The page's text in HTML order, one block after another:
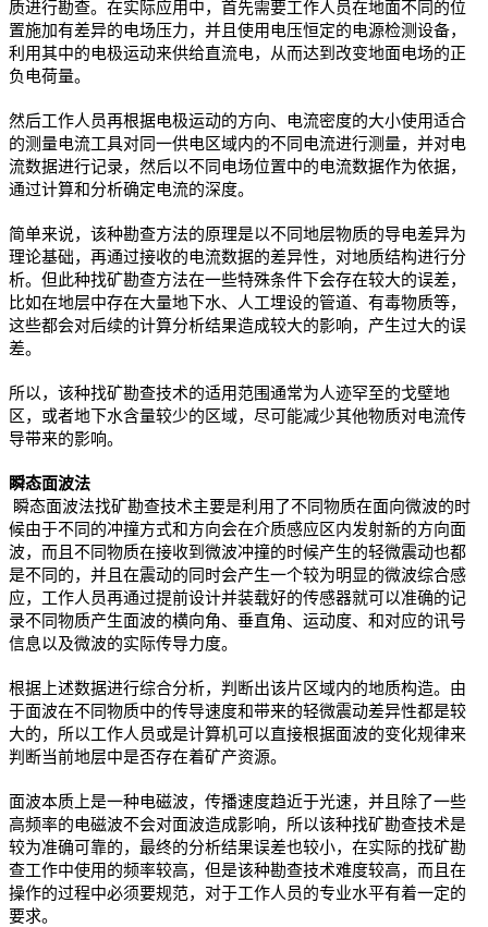
质进行勘查。在实际应用中，首先需要工作人员在地面不同的位
置施加有差异的电场压力，并且使用电压恒定的电源检测设备，
利用其中的电极运动来供给直流电，从而达到改变地面电场的正
负电荷量。
然后工作人员再根据电极运动的方向、电流密度的大小使用适合
的测量电流工具对同一供电区域内的不同电流进行测量，并对电
流数据进行记录，然后以不同电场位置中的电流数据作为依据，
通过计算和分析确定电流的深度。
简单来说，该种勘查方法的原理是以不同地层物质的导电差异为
理论基础，再通过接收的电流数据的差异性，对地质结构进行分
析。但此种找矿勘查方法在一些特殊条件下会存在较大的误差，
比如在地层中存在大量地下水、人工埋设的管道、有毒物质等，
这些都会对后续的计算分析结果造成较大的影响，产生过大的误
差。
所以，该种找矿勘查技术的适用范围通常为人迹罕至的戈壁地
区，或者地下水含量较少的区域，尽可能减少其他物质对电流传
导带来的影响。
瞬态面波法
瞬态面波法找矿勘查技术主要是利用了不同物质在面向微波的时
候由于不同的冲撞方式和方向会在介质感应区内发射新的方向面
波，而且不同物质在接收到微波冲撞的时候产生的轻微震动也都
是不同的，并且在震动的同时会产生一个较为明显的微波综合感
应，工作人员再通过提前设计并装载好的传感器就可以准确的记
录不同物质产生面波的横向角、垂直角、运动度、和对应的讯号
信息以及微波的实际传导力度。
根据上述数据进行综合分析，判断出该片区域内的地质构造。由
于面波在不同物质中的传导速度和带来的轻微震动差异性都是较
大的，所以工作人员或是计算机可以直接根据面波的变化规律来
判断当前地层中是否存在着矿产资源。
面波本质上是一种电磁波，传播速度趋近于光速，并且除了一些
高频率的电磁波不会对面波造成影响，所以该种找矿勘查技术是
较为准确可靠的，最终的分析结果误差也较小，在实际的找矿勘
查工作中使用的频率较高，但是该种勘查技术难度较高，而且在
操作的过程中必须要规范，对于工作人员的专业水平有着一定的
要求。